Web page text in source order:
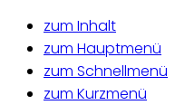
zum Inhalt
zum Hauptmenü
zum Schnellmenü
zum Kurzmenü